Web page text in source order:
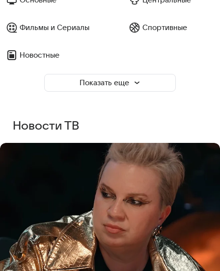
Фильмы и Сериалы Спортивные
Новостные
Показать еще
Новости ТВ